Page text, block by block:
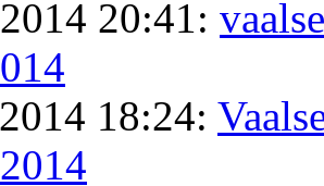
20:41:
18:24: